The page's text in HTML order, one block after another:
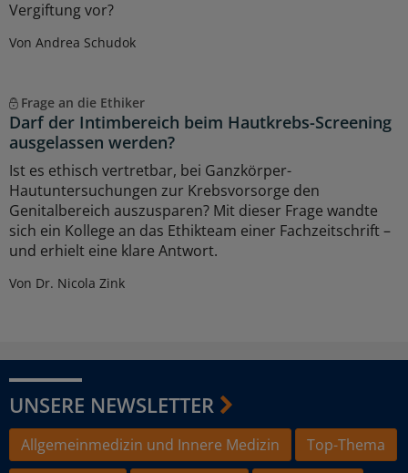
Vergiftung vor?
Von Andrea Schudok
Frage an die Ethiker
Darf der Intimbereich beim Hautkrebs-Screening
ausgelassen werden?
Ist es ethisch vertretbar, bei Ganzkörper-
Hautuntersuchungen zur Krebsvorsorge den
Genitalbereich auszusparen? Mit dieser Frage wandte
sich ein Kollege an das Ethikteam einer Fachzeitschrift –
und erhielt eine klare Antwort.
Von Dr. Nicola Zink
UNSERE NEWSLETTER
Allgemeinmedizin und Innere Medizin
Top-Thema